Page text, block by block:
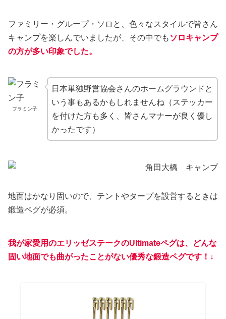
ファミリー・グループ・ソロと、色々なスタイルで皆さん
キャンプを楽しんでいましたが、その中でも ソロキャンプ
の方が多い印象でした。
フラミン子
日本単独野営協会さんのホームグラウンドと
いう事もあるかもしれませんね（ステッカー
を付けた方も多く、皆さんマナーが良く優し
かったです）
地面はかなり固いので、テントやタープを設営するときは
鍛造ペグが必須。
我が家愛用のエリッゼステークのUltimateペグは、どんな
固い地面でも曲がったことがない優秀な鍛造ペグです！↓